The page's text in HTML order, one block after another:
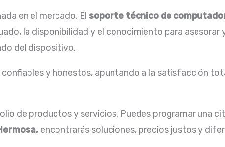
en el mercado. El soporte técnico de
la disponibilidad y el conocimiento para asesorar
del dispositivo.
y honestos, apuntando a la satisfacción
de productos y servicios. Puedes programar una
encontrarás soluciones, precios justos y